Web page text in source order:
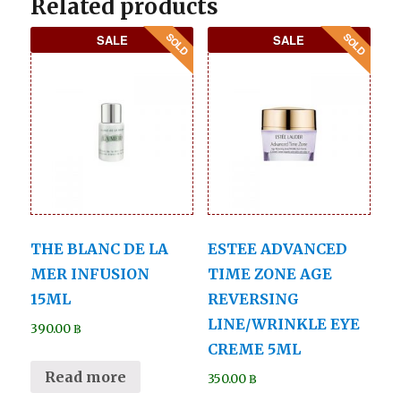
Related products
SALE
THE BLANC DE LA
MER INFUSION
15ML
390.00฿
Read more
SALE
ESTEE ADVANCED
TIME ZONE AGE
REVERSING
LINE/WRINKLE EYE
CREME 5ML
350.00฿